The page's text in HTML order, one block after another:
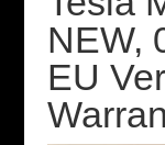
NEW,
EU